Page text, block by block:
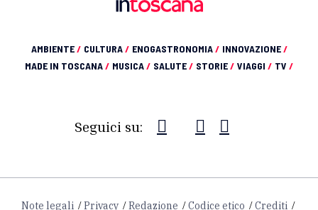
AMBIENTE/ CULTURA/ ENOGASTRONOMIA/ INNOVAZIONE/
MADE IN TOSCANA/ MUSICA/ SALUTE/ STORIE/ VIAGGI / TV /
Seguici su:
Note legali Privacy Redazione Codice etico Crediti